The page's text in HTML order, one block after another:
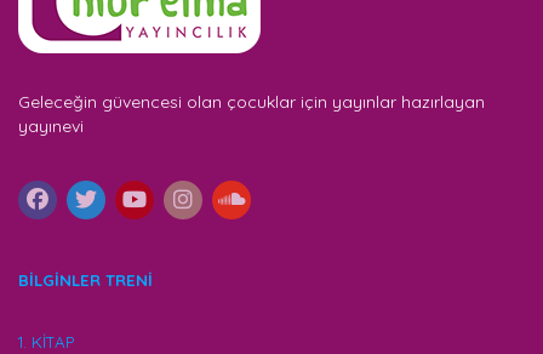
Geleceğin güvencesi olan çocuklar için yayınlar hazırlayan
yayınevi
BİLGİNLER TRENİ
1. KİTAP